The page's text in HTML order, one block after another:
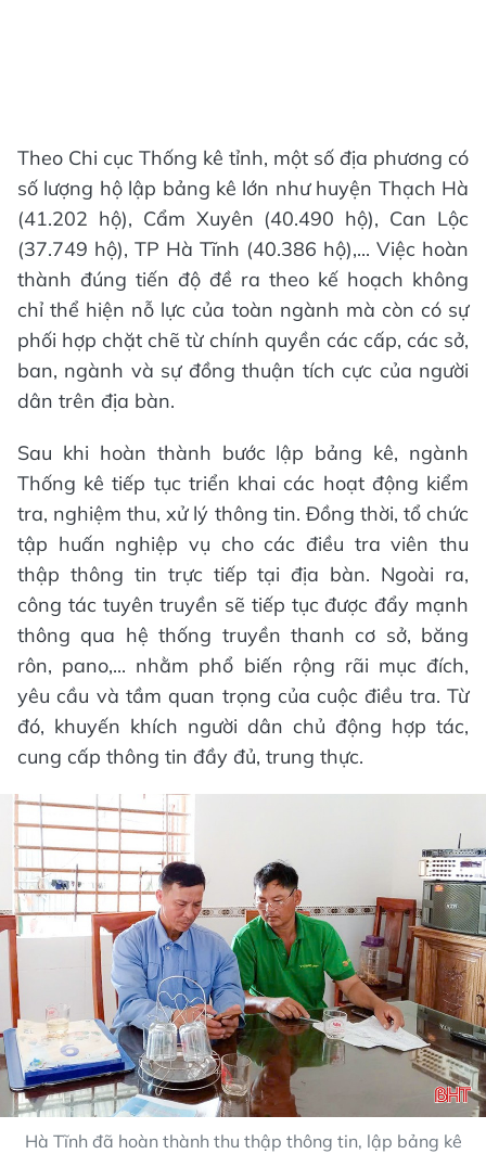
Theo Chi cục Thống kê tỉnh, một số địa phương có
số lượng hộ lập bảng kê lớn như huyện Thạch Hà
(41.202 hộ), Cẩm Xuyên (40.490 hộ), Can Lộc
(37.749 hộ), TP Hà Tĩnh (40.386 hộ),... Việc hoàn
thành đúng tiến độ đề ra theo kế hoạch không
chỉ thể hiện nỗ lực của toàn ngành mà còn có sự
phối hợp chặt chẽ từ chính quyền các cấp, các sở,
ban, ngành và sự đồng thuận tích cực của người
dân trên địa bàn.
Sau khi hoàn thành bước lập bảng kê, ngành
Thống kê tiếp tục triển khai các hoạt động kiểm
tra, nghiệm thu, xử lý thông tin. Đồng thời, tổ chức
tập huấn nghiệp vụ cho các điều tra viên thu
thập thông tin trực tiếp tại địa bàn. Ngoài ra,
công tác tuyên truyền sẽ tiếp tục được đẩy mạnh
thông qua hệ thống truyền thanh cơ sở, băng
rôn, pano,... nhằm phổ biến rộng rãi mục đích,
yêu cầu và tầm quan trọng của cuộc điều tra. Từ
đó, khuyến khích người dân chủ động hợp tác,
cung cấp thông tin đầy đủ, trung thực.
Hà Tĩnh đã hoàn thành thu thập thông tin, lập bảng kê